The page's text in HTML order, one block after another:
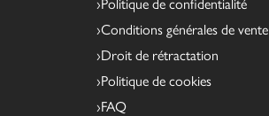
Politique de confidentialité
Conditions générales de vente
Droit de rétractation
Politique de cookies
FAQ